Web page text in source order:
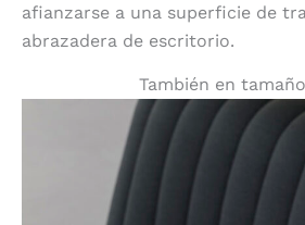
afianzarse a una superficie de
abrazadera de escritorio.
También en